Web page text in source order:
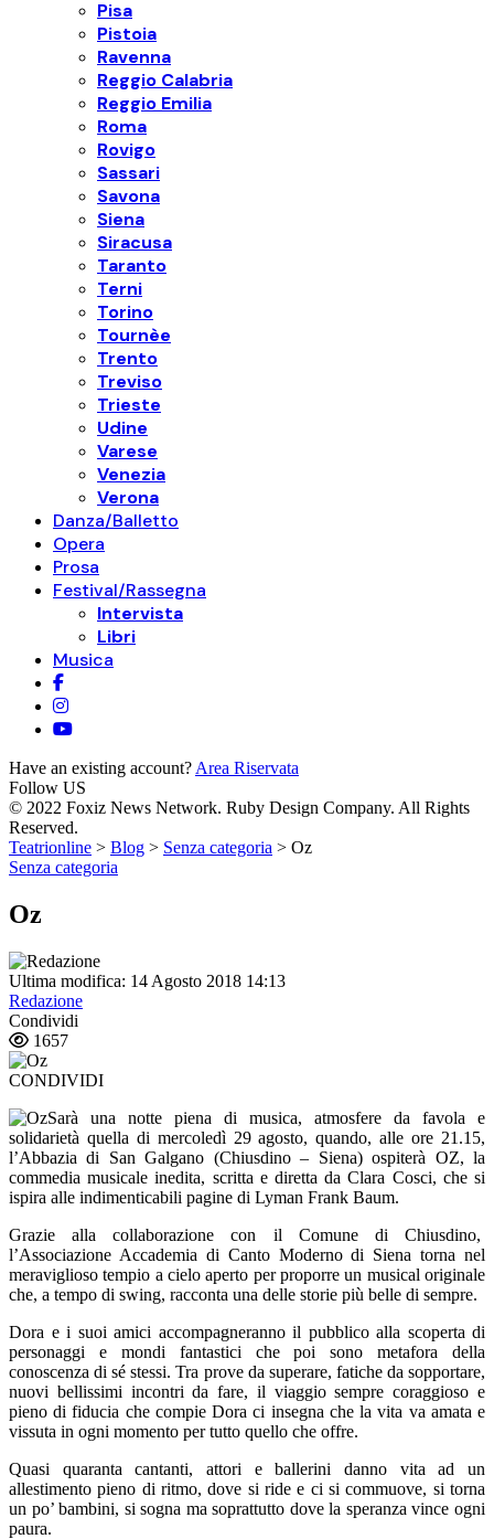
Pisa
Pistoia
Ravenna
Reggio Calabria
Reggio Emilia
Roma
Rovigo
Sassari
Savona
Siena
Siracusa
Taranto
Terni
Torino
Tournèe
Trento
Treviso
Trieste
Udine
Varese
Venezia
Verona
Danza/Balletto
Opera
Prosa
Festival/Rassegna
Intervista
Libri
Musica
Have an existing account? Area Riservata
Follow US
© 2022 Foxiz News Network. Ruby Design Company. All Rights
Reserved.
Teatrionline > Blog > Senza categoria > Oz
Senza categoria
Oz
Ultima modifica: 14 Agosto 2018 14:13
Redazione
Condividi
1657
CONDIVIDI
Sarà una notte piena di musica, atmosfere da favola e
solidarietà quella di mercoledì 29 agosto, quando, alle ore 21.15,
l’Abbazia di San Galgano (Chiusdino – Siena) ospiterà OZ, la
commedia musicale inedita, scritta e diretta da Clara Cosci, che si
ispira alle indimenticabili pagine di Lyman Frank Baum.
Grazie alla collaborazione con il Comune di Chiusdino,
l’Associazione Accademia di Canto Moderno di Siena torna nel
meraviglioso tempio a cielo aperto per proporre un musical originale
che, a tempo di swing, racconta una delle storie più belle di sempre.
Dora e i suoi amici accompagneranno il pubblico alla scoperta di
personaggi e mondi fantastici che poi sono metafora della
conoscenza di sé stessi. Tra prove da superare, fatiche da sopportare,
nuovi bellissimi incontri da fare, il viaggio sempre coraggioso e
pieno di fiducia che compie Dora ci insegna che la vita va amata e
vissuta in ogni momento per tutto quello che offre.
Quasi quaranta cantanti, attori e ballerini danno vita ad un
allestimento pieno di ritmo, dove si ride e ci si commuove, si torna
un po’ bambini, si sogna ma soprattutto dove la speranza vince ogni
paura.